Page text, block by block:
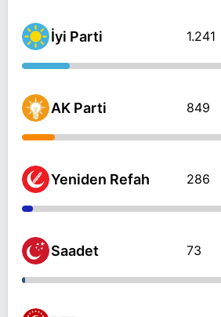
İyi Parti 1.241
AK Parti 849
Yeniden Refah 286
Saadet 73